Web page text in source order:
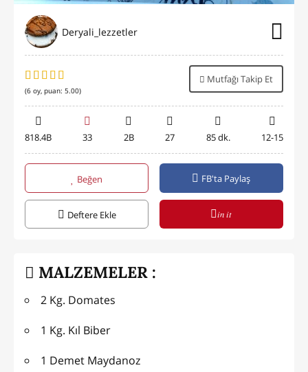
Deryali_lezzetler
(6 oy, puan: 5.00)
Mutfağı Takip Et
818.4B 33 2B 27 85 dk. 12-15
Beğen FB'ta Paylaş
Deftere Ekle in it
MALZEMELER :
2 Kg. Domates
1 Kg. Kıl Biber
1 Demet Maydanoz